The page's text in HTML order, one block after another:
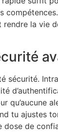
rendre la vie
sécurité.
qu’aucune
tu ajustes
dose de